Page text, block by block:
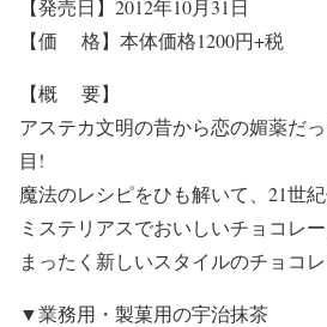
【発売日】2012年10月31日
【価 格】本体価格1200円+税
【概 要】
アステカ文明の昔から恋の媚薬だ
目!
魔法のレシピをひも解いて、21世紀
ミステリアスでおいしいチョコレー
まったく新しいスタイルのチョコレ
▼業務用・製菓用の宇治抹茶